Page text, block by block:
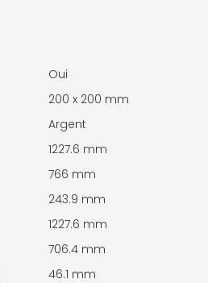
Oui
200 x 200 mm
Argent
1227.6 mm
766 mm
243.9 mm
1227.6 mm
706.4 mm
46.1 mm